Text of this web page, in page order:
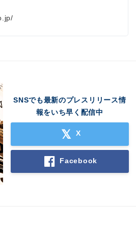
SNSでも最新のプレスリリース情
報をいち早く配信中
X
Facebook